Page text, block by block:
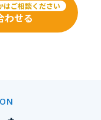
はご相談ください
わせる